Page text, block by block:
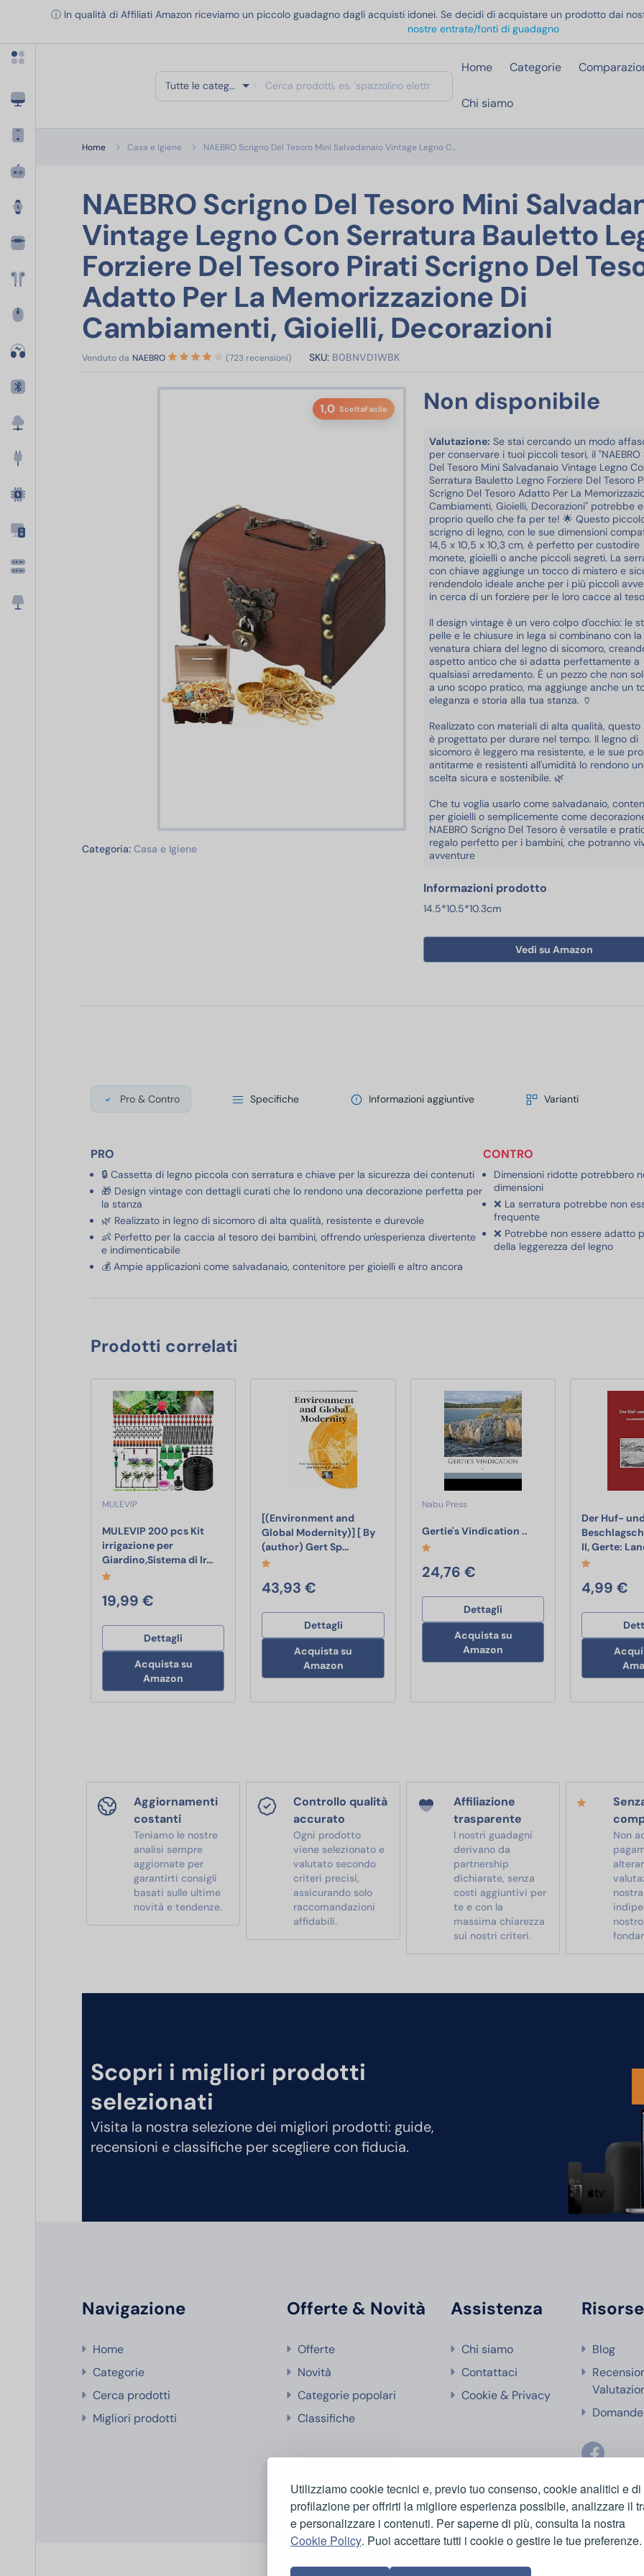
Utilizziamo cookie tecnici e, previo tuo consenso, cookie analitici e di
profilazione per offrirti la migliore esperienza possibile, analizzare il
e personalizzare i contenuti. Per saperne di più, consulta la nostra
Cookie Policy. Puoi accettare tutti i cookie o gestire le tue preferenze.
ⓘ In qualità di Affiliati Amazon riceviamo un piccolo guadagno dagli acquisti idonei. Se decidi di acquistare un prodotto dai
nostre entrate/fonti di guadagno
Tutte le categorie
Home Categorie
Chi siamo
Apri menu categorie
Home Casa e Igiene NAEBRO Scrigno Del Tesoro Mini Salvadanaio Vintage Legno C…
NAEBRO Scrigno Del Tesoro Mini
Vintage Legno Con Serratura Bauletto
Forziere Del Tesoro Pirati Scrigno Del
Adatto Per La Memorizzazione Di
Cambiamenti, Gioielli, Decorazioni
Venduto da NAEBRO (723 recensioni) SKU: B0BNVD1WBK
1,0 SceltaFacile
Categoria: Casa e IgieneCasa e Igiene
Non disponibile
Valutazione: Se stai cercando un modo
per conservare i tuoi piccoli tesori, il "NAEBRO
Del Tesoro Mini Salvadanaio Vintage Legno
Serratura Bauletto Legno Forziere Del Tesoro
Scrigno Del Tesoro Adatto Per La
Cambiamenti, Gioielli, Decorazioni" potrebbe
proprio quello che fa per te! 🌟 Questo
scrigno di legno, con le sue dimensioni
14,5 x 10,5 x 10,3 cm, è perfetto per custodire
monete, gioielli o anche piccoli segreti. La
con chiave aggiunge un tocco di mistero e
rendendolo ideale anche per i più piccoli
in cerca di un forziere per le loro cacce al
Il design vintage è un vero colpo d'occhio: le
pelle e le chiusure in lega si combinano con la
venatura chiara del legno di sicomoro,
aspetto antico che si adatta perfettamente a
qualsiasi arredamento. È un pezzo che non
a uno scopo pratico, ma aggiunge anche un
eleganza e storia alla tua stanza. 🏺
Realizzato con materiali di alta qualità, questo
è progettato per durare nel tempo. Il legno di
sicomoro è leggero ma resistente, e le sue
antitarme e resistenti all'umidità lo rendono
scelta sicura e sostenibile. 🌿
Che tu voglia usarlo come salvadanaio,
per gioielli o semplicemente come
NAEBRO Scrigno Del Tesoro è versatile e
regalo perfetto per i bambini, che potranno
avventure
Informazioni prodotto
14.5*10.5*10.3cm
Vedi su Amazon
Pro & Contro Specifiche Informazioni aggiuntive Varianti
PRO
🔒 Cassetta di legno piccola con serratura e chiave per la sicurezza dei contenuti
🎁 Design vintage con dettagli curati che lo rendono una decorazione perfetta per
la stanza
🌿 Realizzato in legno di sicomoro di alta qualità, resistente e durevole
👶 Perfetto per la caccia al tesoro dei bambini, offrendo un'esperienza divertente
e indimenticabile
💰 Ampie applicazioni come salvadanaio, contenitore per gioielli e altro ancora
CONTRO
Dimensioni ridotte potrebbero
dimensioni
❌ La serratura potrebbe non
frequente
❌ Potrebbe non essere adatto
della leggerezza del legno
Prodotti correlati
MULEVIP
MULEVIP 200 pcs Kit
irrigazione per
Giardino,Sistema di Ir… MULEVIP 200 pcs Kit irrigazione per Giardino,Sistema di Irrigazione da Giardino,Drip
19,99 €
Dettagli
Acquista su
Amazon
[(Environment and
Global Modernity)] [ By
(author) Gert Sp… [(Environment and Global Modernity)] [ By (author) Gert
43,93 €
Dettagli
Acquista su
Amazon
Nabu Press
Gertie's Vindication ..Gertie's Vindication ..
24,76 €
Dettagli
Acquista su
Amazon
Der Huf-
II, Gerte:
4,99 €
Aggiornamenti
costanti
Teniamo le nostre
analisi sempre
aggiornate per
garantirti consigli
basati sulle ultime
novità e tendenze.
Controllo qualità
accurato
Ogni prodotto
viene selezionato e
valutato secondo
criteri precisi,
assicurando solo
raccomandazioni
affidabili.
Affiliazione
trasparente
I nostri guadagni
derivano da
partnership
dichiarate, senza
costi aggiuntivi per
te e con la
massima chiarezza
sui nostri criteri.
Non
nostra
Scopri i migliori prodotti
selezionati
Visita la nostra selezione dei migliori prodotti: guide,
recensioni e classifiche per scegliere con fiducia.
Navigazione
Home
Categorie
Cerca prodotti
Migliori prodotti
Offerte & Novità
Offerte
Novità
Categorie popolari
Classifiche
Assistenza
Chi siamo
Contattaci
Cookie & Privacy
Risorse
Blog